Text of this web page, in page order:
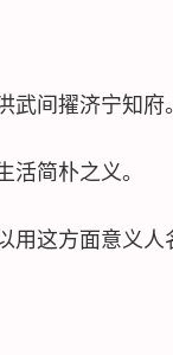
间擢济宁知府
简朴之义。
这方面意义人